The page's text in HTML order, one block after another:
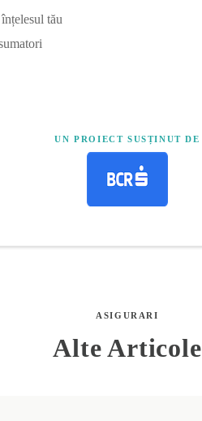
tău
UN PROIECT SUSȚINUT DE
ASIGURARI
Alte Articole